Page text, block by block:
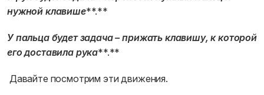
нужной клавише**.**
У пальца будет задача – прижать клавишу, к которой
его доставила рука**.**
Давайте посмотрим эти движения.